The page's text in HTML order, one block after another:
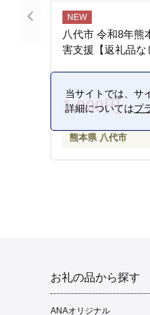
八代市 令和8年熊
害支援【返礼品な
1,000円
熊本県 八代市
お礼の品から探す
ANAオリジナル
当サイトでは、サ
詳細についてはプ